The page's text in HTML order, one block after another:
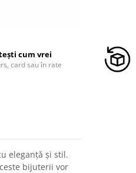
cum vrei
card sau în rate
eleganță și stil.
bijuterii vor